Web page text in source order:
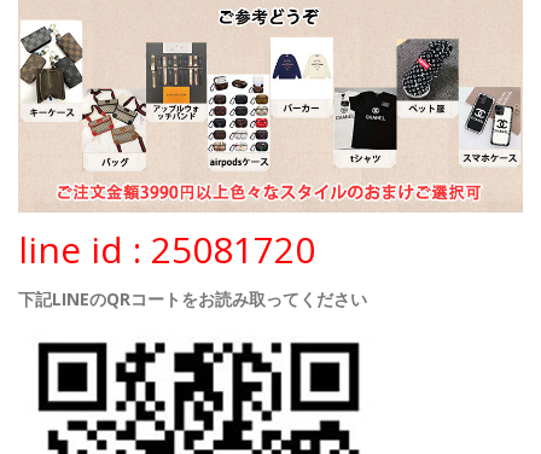
line id : 25081720
下記LINEのQRコートをお読み取ってください